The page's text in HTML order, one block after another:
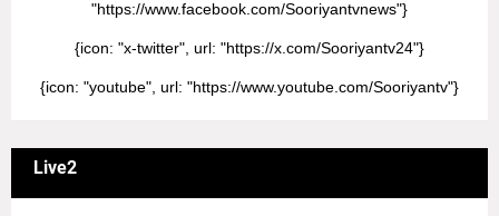
"https://www.facebook.com/Sooriyantvnews"}
{icon: "x-twitter", url: "https://x.com/Sooriyantv24"}
{icon: "youtube", url: "https://www.youtube.com/Sooriyantv"}
Live2